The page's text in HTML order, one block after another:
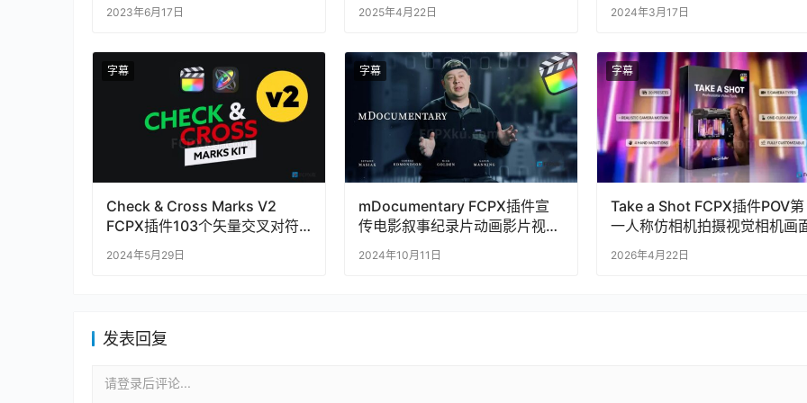
2023年6月17日 2025年4月22日 2024年3月17日
字幕
Check & Cross Marks V2
FCPX插件103个矢量交叉对符
号元素与文字标题
2024年5月29日
字幕
mDocumentary FCPX插件宣
传电影叙事纪录片动画影片视频
2024年10月11日
字幕
Take a Shot FCPX插件POV第
一人称仿相机拍摄视觉相机画
2026年4月22日
发表回复
请登录后评论...